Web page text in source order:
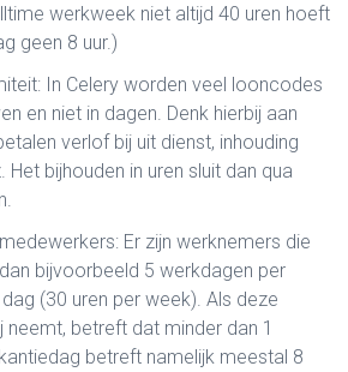
werkweek niet altijd 40 uren hoeft
geen 8 uur.)
In Celery worden veel looncodes
en niet in dagen. Denk hierbij aan
verlof bij uit dienst, inhouding
bijhouden in uren sluit dan qua
Er zijn werknemers die
bijvoorbeeld 5 werkdagen per
(30 uren per week). Als deze
betreft dat minder dan 1
betreft namelijk meestal 8